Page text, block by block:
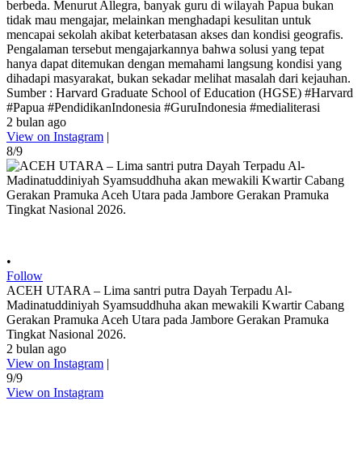
berbeda. Menurut Allegra, banyak guru di wilayah Papua bukan
tidak mau mengajar, melainkan menghadapi kesulitan untuk
mencapai sekolah akibat keterbatasan akses dan kondisi geografis.
Pengalaman tersebut mengajarkannya bahwa solusi yang tepat
hanya dapat ditemukan dengan memahami langsung kondisi yang
dihadapi masyarakat, bukan sekadar melihat masalah dari kejauhan.
Sumber : Harvard Graduate School of Education (HGSE) #Harvard
#Papua #PendidikanIndonesia #GuruIndonesia #medialiterasi
2 bulan ago
View on Instagram |
8/9
•
Follow
ACEH UTARA – Lima santri putra Dayah Terpadu Al-
Madinatuddiniyah Syamsuddhuha akan mewakili Kwartir Cabang
Gerakan Pramuka Aceh Utara pada Jambore Gerakan Pramuka
Tingkat Nasional 2026.
2 bulan ago
View on Instagram |
9/9
View on Instagram